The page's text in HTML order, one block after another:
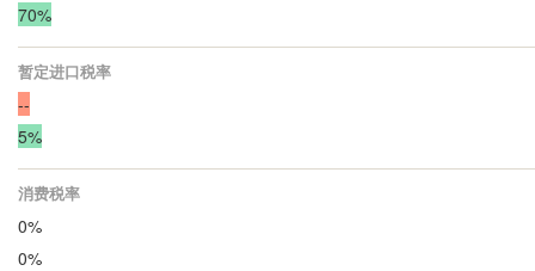
70%
暂定进口税率
--
5%
消费税率
0%
0%